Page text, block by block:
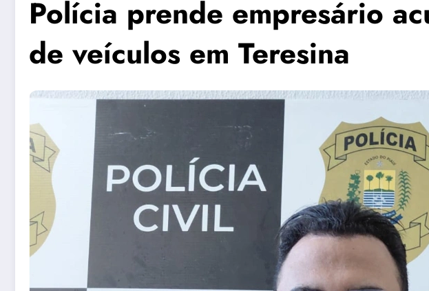
Polícia prende empresário
de veículos em Teresina